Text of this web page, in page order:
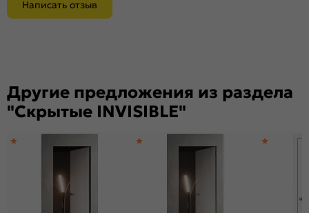
Написать отзыв
Другие предложения из раздела
"Скрытые INVISIBLE"